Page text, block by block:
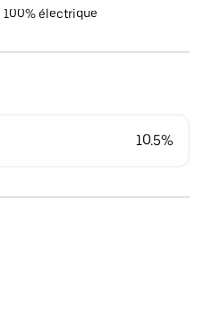
100% électrique
10.5%